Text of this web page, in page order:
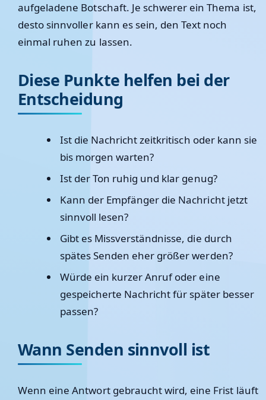
aufgeladene Botschaft. Je schwerer ein Thema ist,
desto sinnvoller kann es sein, den Text noch
einmal ruhen zu lassen.
Diese Punkte helfen bei der
Entscheidung
Ist die Nachricht zeitkritisch oder kann sie
bis morgen warten?
Ist der Ton ruhig und klar genug?
Kann der Empfänger die Nachricht jetzt
sinnvoll lesen?
Gibt es Missverständnisse, die durch
spätes Senden eher größer werden?
Würde ein kurzer Anruf oder eine
gespeicherte Nachricht für später besser
passen?
Wann Senden sinnvoll ist
Wenn eine Antwort gebraucht wird, eine Frist läuft